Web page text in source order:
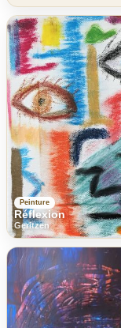
Peinture
Réflexion
Geritzen